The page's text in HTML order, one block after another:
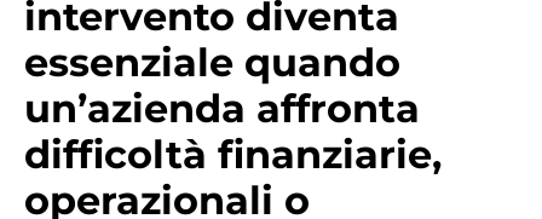
intervento diventa
essenziale quando
un’azienda affronta
difficoltà finanziarie,
operazionali o